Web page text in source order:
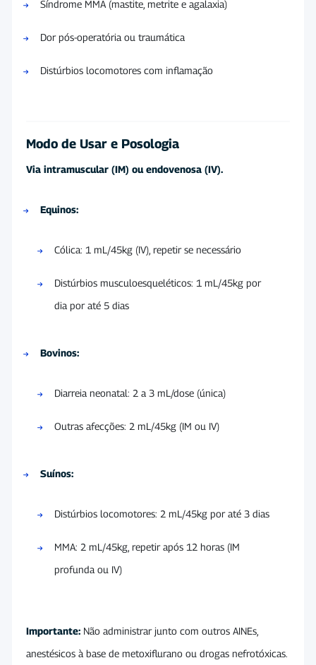
Síndrome MMA (mastite, metrite e agalaxia)
Dor pós-operatória ou traumática
Distúrbios locomotores com inflamação
Modo de Usar e Posologia
Via intramuscular (IM) ou endovenosa (IV).
Equinos:
Cólica: 1 mL/45kg (IV), repetir se necessário
Distúrbios musculoesqueléticos: 1 mL/45kg por
dia por até 5 dias
Bovinos:
Diarreia neonatal: 2 a 3 mL/dose (única)
Outras afecções: 2 mL/45kg (IM ou IV)
Suínos:
Distúrbios locomotores: 2 mL/45kg por até 3 dias
MMA: 2 mL/45kg, repetir após 12 horas (IM
profunda ou IV)
Importante: Não administrar junto com outros AINEs,
anestésicos à base de metoxiflurano ou drogas nefrotóxicas.